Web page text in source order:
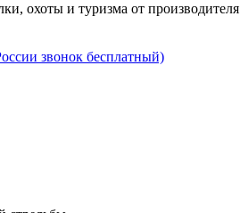
охоты и туризма от производителя
звонок бесплатный)